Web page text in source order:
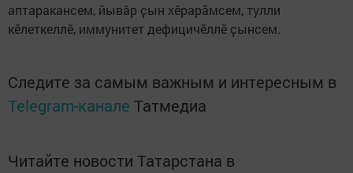
аптаракансем, йывӑр ҫын хӗрарӑмсем, тулли
кӗлеткеллӗ, иммунитет дефицичӗллӗ ҫынсем.
Следите за самым важным и интересным в
Telegram-канале Татмедиа
Читайте новости Татарстана в